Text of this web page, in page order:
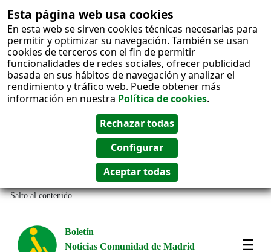
Esta página web usa cookies
En esta web se sirven cookies técnicas necesarias para
permitir y optimizar su navegación. También se usan
cookies de terceros con el fin de permitir
funcionalidades de redes sociales, ofrecer publicidad
basada en sus hábitos de navegación y analizar el
rendimiento y tráfico web. Puede obtener más
información en nuestra Política de cookies.
Salto al contenido
Boletín
Noticias Comunidad de Madrid